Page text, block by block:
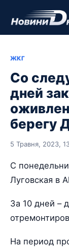
ЖКГ
Со
дней
берегу
5 Травня, 2023,
С
Луговская в
За 10 дней –
На период